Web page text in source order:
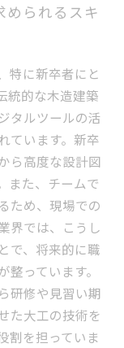
められるスキ
特に新卒者にと
統的な木造建築
タルツールの活
ています。新卒
ら高度な設計図
また、チームで
ため、現場での
界では、こうし
で、将来的に職
っています。
研修や見習い期
た大工の技術を
割を担っていま